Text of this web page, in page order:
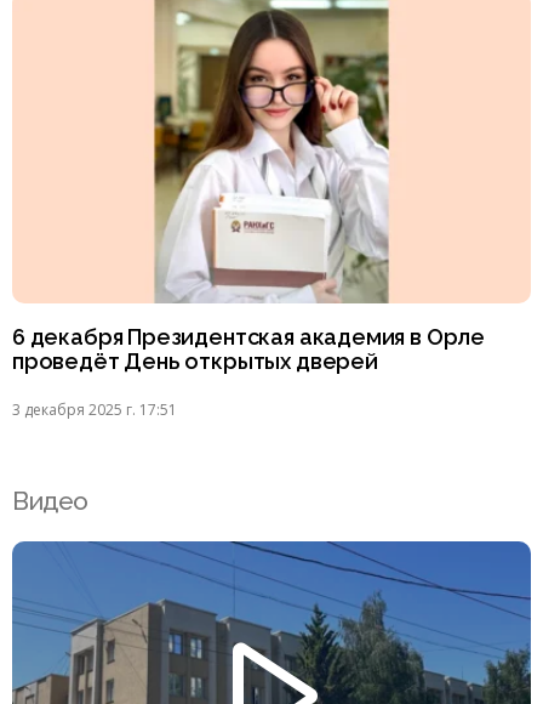
6 декабря Президентская академия в Орле
проведёт День открытых дверей
3 декабря 2025 г. 17:51
Видео